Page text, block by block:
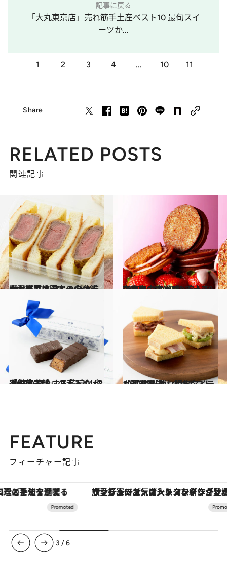
記事に戻る
「大丸東京店」売れ筋手土産ベスト10 最旬スイ
ーツか...
1 2 3 4 ... 10 11
Share
RELATED POSTS
関連記事
2019.12.27
大丸東京店限定のお弁当＆お総菜は フレンチから寿司までオールラウンド
グルメ 2019.12.17
東京駅中央通路HANAGATAYAの手土産 人気ランキングベスト10の発表です！
グルメ
2019.12.15
「銀座三越」の手みやげ8選 惚れ惚れする芳醇なバター菓子
グルメ 2019.8.9
「羽田空港」の神ギフト10選 心が弾む限定アイテムが充実
グルメ
FEATURE
フィーチャー記事
ヴァシュロン・コンスタンタン「オーヴァーシーズ・オートマティック」。旅愛好家のお気に入りコレクションから、ジェンダーレスな新作が登場
3 /6